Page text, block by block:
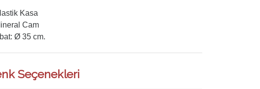
Kasa
Cam
Ø 35 cm.
Seçenekleri